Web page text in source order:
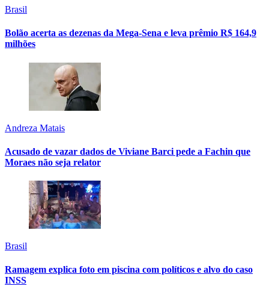
Brasil
Bolão acerta as dezenas da Mega-Sena e leva prêmio R$ 164,9
milhões
Andreza Matais
Acusado de vazar dados de Viviane Barci pede a Fachin que
Moraes não seja relator
Brasil
Ramagem explica foto em piscina com políticos e alvo do caso
INSS